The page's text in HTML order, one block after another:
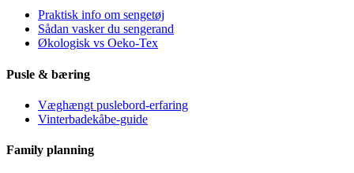
Praktisk info om sengetøj
Sådan vasker du sengerand
Økologisk vs Oeko-Tex
Pusle & bæring
Væghængt puslebord-erfaring
Vinterbadekåbe-guide
Family planning